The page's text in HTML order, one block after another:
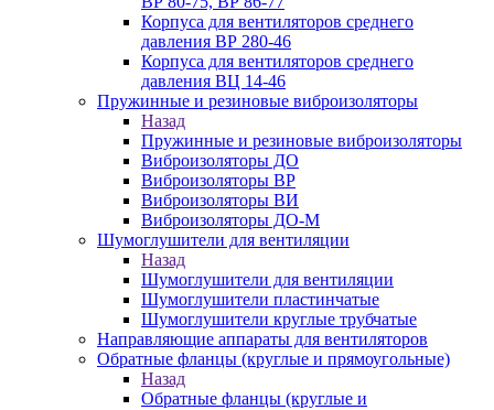
Корпуса для вентиляторов среднего
давления ВР 280-46
Корпуса для вентиляторов среднего
давления ВЦ 14-46
Пружинные и резиновые виброизоляторы
Назад
Пружинные и резиновые виброизоляторы
Виброизоляторы ДО
Виброизоляторы ВР
Виброизоляторы ВИ
Виброизоляторы ДО-М
Шумоглушители для вентиляции
Назад
Шумоглушители для вентиляции
Шумоглушители пластинчатые
Шумоглушители круглые трубчатые
Направляющие аппараты для вентиляторов
Обратные фланцы (круглые и прямоугольные)
Назад
Обратные фланцы (круглые и